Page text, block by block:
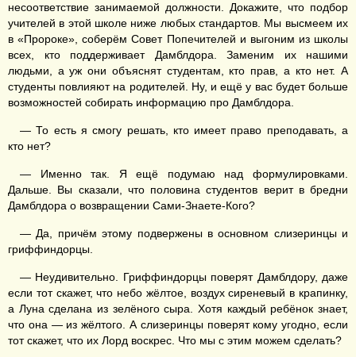
несоответствие занимаемой должности. Докажите, что подбор
учителей в этой школе ниже любых стандартов. Мы высмеем их
в «Пророке», соберём Совет Попечителей и выгоним из школы
всех, кто поддерживает Дамблдора. Заменим их нашими
людьми, а уж они объяснят студентам, кто прав, а кто нет. А
студенты повлияют на родителей. Ну, и ещё у вас будет больше
возможностей собирать информацию про Дамблдора.
— То есть я смогу решать, кто имеет право преподавать, а
кто нет?
— Именно так. Я ещё подумаю над формулировками.
Дальше. Вы сказали, что половина студентов верит в бредни
Дамблдора о возвращении Сами-Знаете-Кого?
— Да, причём этому подвержены в основном слизеринцы и
гриффиндорцы.
— Неудивительно. Гриффиндорцы поверят Дамблдору, даже
если тот скажет, что небо жёлтое, воздух сиреневый в крапинку,
а Луна сделана из зелёного сыра. Хотя каждый ребёнок знает,
что она — из жёлтого. А слизеринцы поверят кому угодно, если
тот скажет, что их Лорд воскрес. Что мы с этим можем сделать?